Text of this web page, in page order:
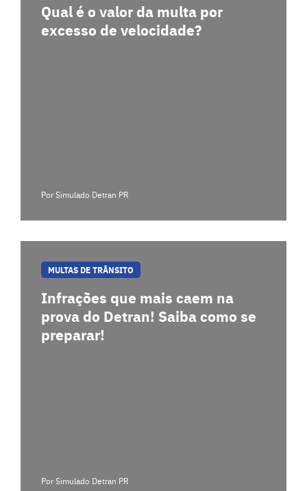
Qual é o valor da multa por
excesso de velocidade?
Por Simulado Detran PR
MULTAS DE TRÂNSITO
Infrações que mais caem na
prova do Detran! Saiba como se
preparar!
Por Simulado Detran PR